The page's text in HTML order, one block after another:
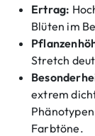
Ertrag:
Blüten im
Stretch
extrem
Farbtöne.